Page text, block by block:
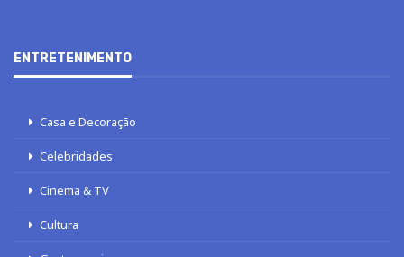
ENTRETENIMENTO
Casa e Decoração
Celebridades
Cinema & TV
Cultura